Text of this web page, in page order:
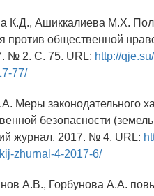
К.Д., Ашиккалиева М.Х.
против общественной
№ 2. С. 75. URL: http://
77/
Меры законодательного
безопасности
журнал. 2017. № 4. URL:
zhurnal-4-2017-6/
А.В., Горбунова А.А.